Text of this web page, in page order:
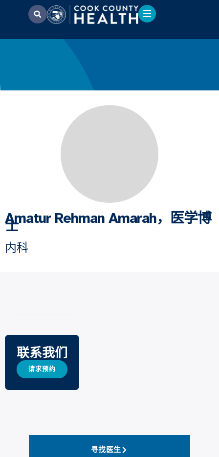
Amatur Rehman Amarah，医学博
士
内科
联系我们
请求预约
寻找医生